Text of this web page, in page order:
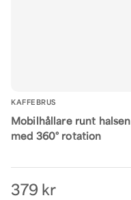
KAFFEBRUS
Mobilhållare runt halsen
med 360° rotation
379 kr